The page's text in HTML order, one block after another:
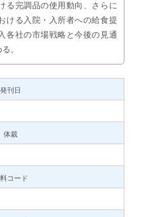
る完調品の使用動向、さらに
ける入院・入所者への給食提
各社の市場戦略と今後の見通
。
発刊日
体裁
コード